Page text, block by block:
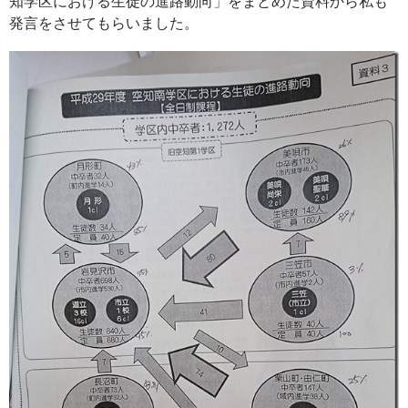
発言をさせてもらいました。